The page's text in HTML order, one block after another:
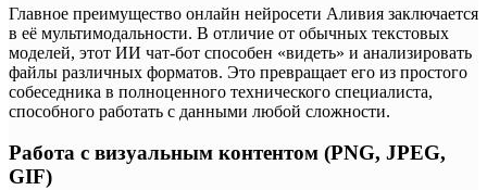
Главное преимущество онлайн нейросети Аливия заключается
в её мультимодальности. В отличие от обычных текстовых
моделей, этот ИИ чат-бот способен «видеть» и анализировать
файлы различных форматов. Это превращает его из простого
собеседника в полноценного технического специалиста,
способного работать с данными любой сложности.
Работа с визуальным контентом (PNG, JPEG,
GIF)